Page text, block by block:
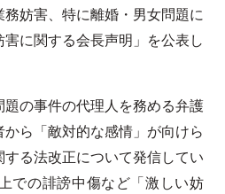
妨害、特に離婚・男女問題に
に関する会長声明」を公表し
の事件の代理人を務める弁護
ら「敵対的な感情」が向けら
る法改正について発信してい
での誹謗中傷など「激しい妨